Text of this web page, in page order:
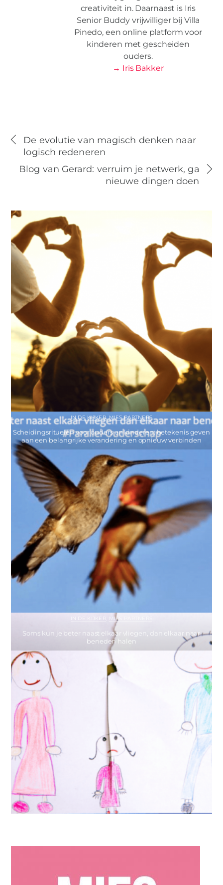
creativiteit in. Daarnaast is Iris
Senior Buddy vrijwilliger bij Villa
Pinedo, een online platform voor
kinderen met gescheiden
ouders.
→ Iris Bakker
De evolutie van magisch denken naar
logisch redeneren
Blog van Gerard: verruim je netwerk, ga
nieuwe dingen doen
IN DE KIJKER,MIES PARTNERS
Scheidingsrituelen voor ouders en kinderen: betekenis geven
aan een belangrijke verandering en opnieuw verbinden
IN DE KIJKER MIES PARTNERS
Soms kun je beter naast elkaar vliegen, dan elkaar naar
beneden halen